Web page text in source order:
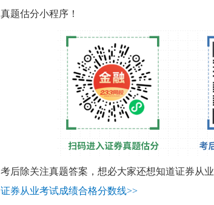
真题估分小程序！
考后除关注真题答案，想必大家还想知道证券从
证券从业考试成绩合格分数线>>